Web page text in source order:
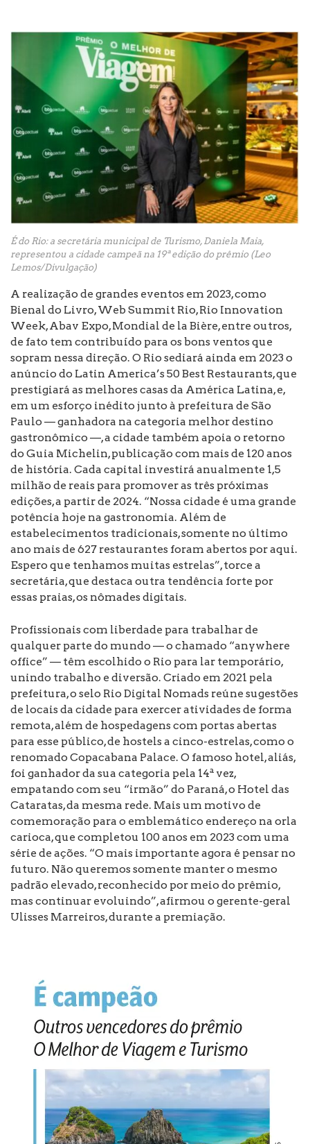
É do Rio: a secretária municipal de Turismo, Daniela Maia,
representou a cidade campeã na 19ª edição do prêmio (Leo
Lemos/Divulgação)
A realização de grandes eventos em 2023, como
Bienal do Livro, Web Summit Rio, Rio Innovation
Week, Abav Expo, Mondial de la Bière, entre outros,
de fato tem contribuído para os bons ventos que
sopram nessa direção. O Rio sediará ainda em 2023 o
anúncio do Latin America’s 50 Best Restaurants, que
prestigiará as melhores casas da América Latina, e,
em um esforço inédito junto à prefeitura de São
Paulo — ganhadora na categoria melhor destino
gastronômico —, a cidade também apoia o retorno
do Guia Michelin, publicação com mais de 120 anos
de história. Cada capital investirá anualmente 1,5
milhão de reais para promover as três próximas
edições, a partir de 2024. “Nossa cidade é uma grande
potência hoje na gastronomia. Além de
estabelecimentos tradicionais, somente no último
ano mais de 627 restaurantes foram abertos por aqui.
Espero que tenhamos muitas estrelas”, torce a
secretária, que destaca outra tendência forte por
essas praias, os nômades digitais.
Profissionais com liberdade para trabalhar de
qualquer parte do mundo — o chamado “anywhere
office” — têm escolhido o Rio para lar temporário,
unindo trabalho e diversão. Criado em 2021 pela
prefeitura, o selo Rio Digital Nomads reúne sugestões
de locais da cidade para exercer atividades de forma
remota, além de hospedagens com portas abertas
para esse público, de hostels a cinco-estrelas, como o
renomado Copacabana Palace. O famoso hotel, aliás,
foi ganhador da sua categoria pela 14ª vez,
empatando com seu “irmão” do Paraná, o Hotel das
Cataratas, da mesma rede. Mais um motivo de
comemoração para o emblemático endereço na orla
carioca, que completou 100 anos em 2023 com uma
série de ações. “O mais importante agora é pensar no
futuro. Não queremos somente manter o mesmo
padrão elevado, reconhecido por meio do prêmio,
mas continuar evoluindo”, afirmou o gerente-geral
Ulisses Marreiros, durante a premiação.